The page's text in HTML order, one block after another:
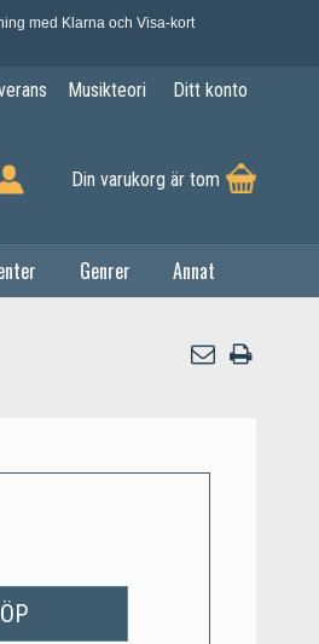
med Klarna och Visa-kort
Musikteori Ditt konto
Din varukorg är tom
Genrer Annat